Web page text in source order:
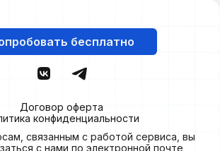
бесплатно
Договор оферта
конфиденциальности
связанным с работой сервиса, вы
с нами по электронной почте